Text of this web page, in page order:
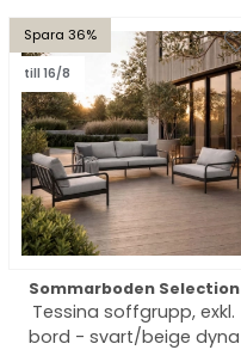
Spara 36%
till 16/8
Sommarboden Selection
Tessina soffgrupp, exkl.
bord - svart/beige dyna